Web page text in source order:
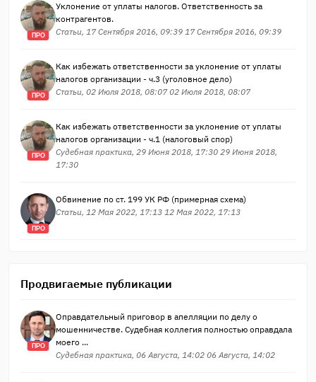
ПРО
Уклонение от уплаты налогов. Ответственность за
контрагентов.
Статьи, 17 Сентября 2016, 09:39 17 Сентября 2016, 09:39
ПРО
Как избежать ответственности за уклонение от уплаты
налогов организации - ч.3 (уголовное дело)
Статьи, 02 Июля 2018, 08:07 02 Июля 2018, 08:07
ПРО
Как избежать ответственности за уклонение от уплаты
налогов организации - ч.1 (налоговый спор)
Судебная практика, 29 Июня 2018, 17:30 29 Июня 2018,
17:30
ПРО
Обвинение по ст. 199 УК РФ (примерная схема)
Статьи, 12 Мая 2022, 17:13 12 Мая 2022, 17:13
Продвигаемые публикации
ПРО
Оправдательный приговор в апелляции по делу о
мошенничестве. Судебная коллегия полностью оправдала
моего ...
Судебная практика, 06 Августа, 14:02 06 Августа, 14:02